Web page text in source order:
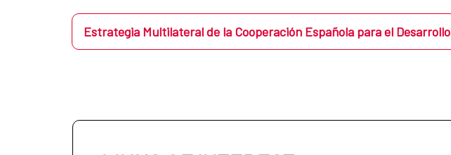
Estrategia Multilateral de la Cooperación Española para el Desarrollo